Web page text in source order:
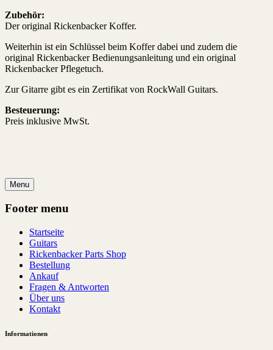
Zubehör:
Der original Rickenbacker Koffer.
Weiterhin ist ein Schlüssel beim Koffer dabei und zudem die
original Rickenbacker Bedienungsanleitung und ein original
Rickenbacker Pflegetuch.
Zur Gitarre gibt es ein Zertifikat von RockWall Guitars.
Besteuerung:
Preis inklusive MwSt.
Menu
Footer menu
Startseite
Guitars
Rickenbacker Parts Shop
Bestellung
Ankauf
Fragen & Antworten
Über uns
Kontakt
Informationen